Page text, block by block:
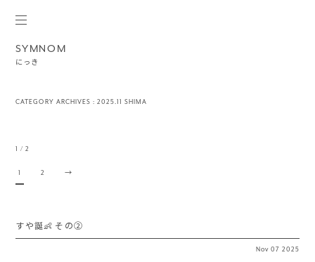
SYMNOM
にっき
CATEGORY ARCHIVES : 2025.11 SHIMA
1 / 2
1 2 →
すや誕👶 その②
Nov 07 2025